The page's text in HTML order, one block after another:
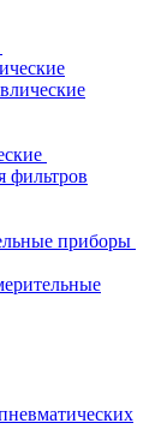
фильтров
приборы